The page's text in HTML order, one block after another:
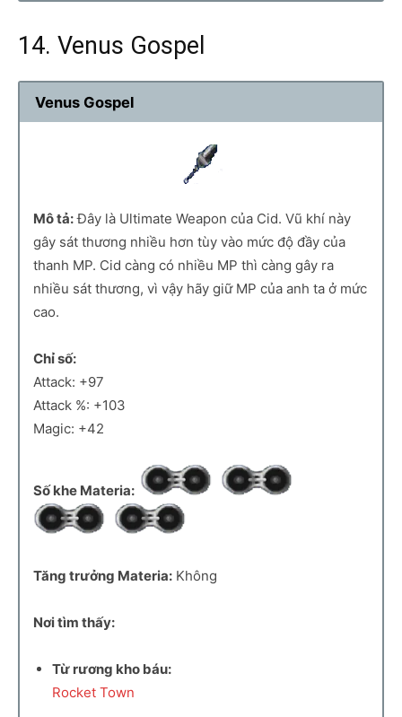
14. Venus Gospel
Venus Gospel
Mô tả:Đây là Ultimate Weapon của Cid. Vũ khí này
gây sát thương nhiều hơn tùy vào mức độ đầy của
thanh MP. Cid càng có nhiều MP thì càng gây ra
nhiều sát thương, vì vậy hãy giữ MP của anh ta ở mức
cao.
Chỉ số:
Attack: +97
Attack %: +103
Magic: +42
Số khe Materia:
Tăng trưởng Materia: Không
Nơi tìm thấy:
Từ rương kho báu:
Rocket Town